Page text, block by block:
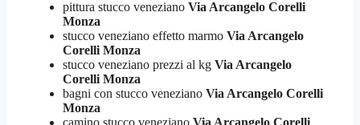
pittura stucco veneziano Via Arcangelo Corelli
Monza
stucco veneziano effetto marmo Via Arcangelo
Corelli Monza
stucco veneziano prezzi al kg Via Arcangelo
Corelli Monza
bagni con stucco veneziano Via Arcangelo Corelli
Monza
camino stucco veneziano Via Arcangelo Corelli